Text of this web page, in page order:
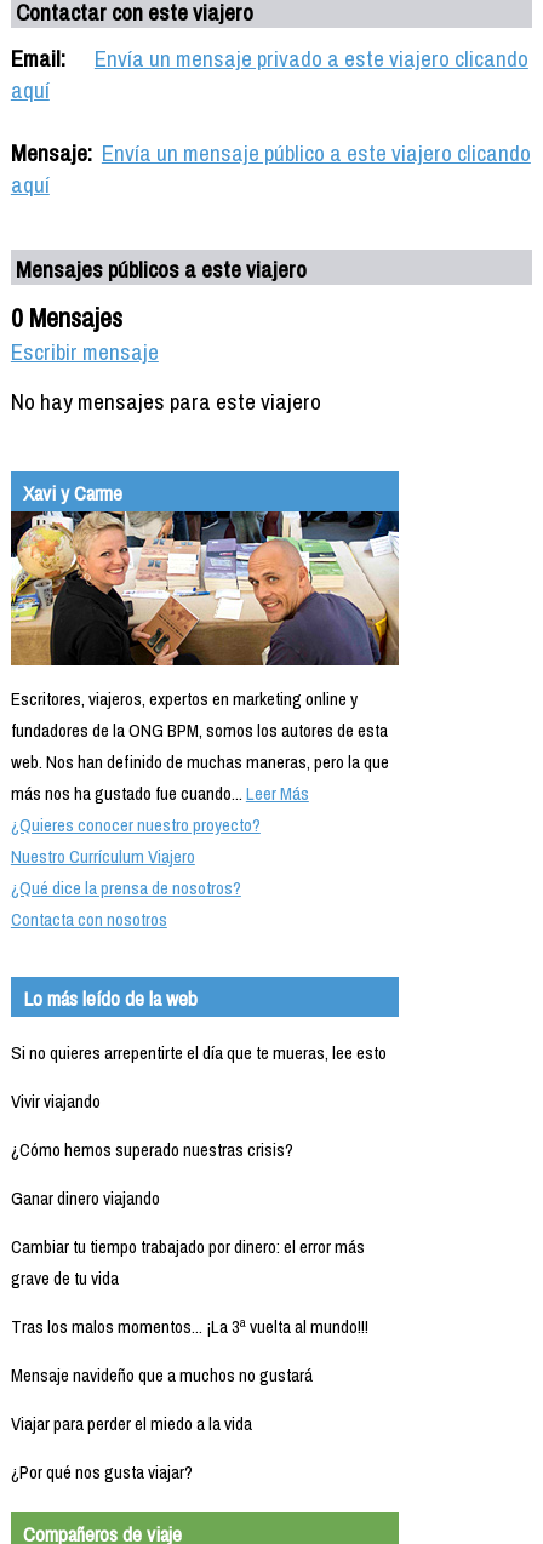
Contactar con este viajero
Email:
Envía un mensaje privado a este viajero clicando
aquí
Mensaje: Envía un mensaje público a este viajero clicando
aquí
Mensajes públicos a este viajero
0 Mensajes
Escribir mensaje
No hay mensajes para este viajero
Xavi y Carme
Escritores, viajeros, expertos en marketing online y
fundadores de la ONG BPM, somos los autores de esta
web. Nos han definido de muchas maneras, pero la que
más nos ha gustado fue cuando...Leer Más
¿Quieres conocer nuestro proyecto?
Nuestro Currículum Viajero
¿Qué dice la prensa de nosotros?
Contacta con nosotros
Lo más leído de la web
Si no quieres arrepentirte el día que te mueras, lee esto
Vivir viajando
¿Cómo hemos superado nuestras crisis?
Ganar dinero viajando
Cambiar tu tiempo trabajado por dinero: el error más
grave de tu vida
Tras los malos momentos... ¡La 3ª vuelta al mundo!!!
Mensaje navideño que a muchos no gustará
Viajar para perder el miedo a la vida
¿Por qué nos gusta viajar?
Compañeros de viaje